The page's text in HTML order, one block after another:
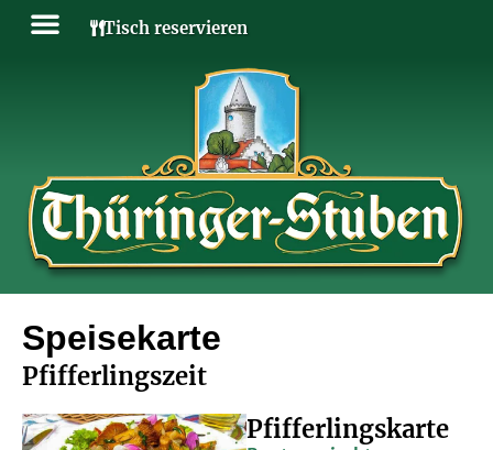
Tisch reservieren
Speisekarte
Pfifferlingszeit
Pfifferlingskarte